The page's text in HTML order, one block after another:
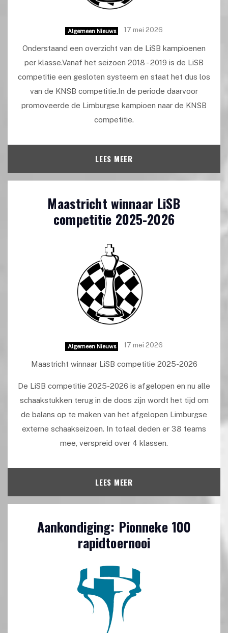
Algemeen Nieuws 17 mei 2026
Onderstaand een overzicht van de LiSB kampioenen
per klasse.Vanaf het seizoen 2018 - 2019 is de LiSB
competitie een gesloten systeem en staat het dus los
van de KNSB competitie.In de periode daarvoor
promoveerde de Limburgse kampioen naar de KNSB
competitie.
LEES MEER
Maastricht winnaar LiSB
competitie 2025-2026
Algemeen Nieuws 17 mei 2026
Maastricht winnaar LiSB competitie 2025-2026
De LiSB competitie 2025-2026 is afgelopen en nu alle
schaakstukken terug in de doos zijn wordt het tijd om
de balans op te maken van het afgelopen Limburgse
externe schaakseizoen. In totaal deden er 38 teams
mee, verspreid over 4 klassen.
LEES MEER
Aankondiging: Pionneke 100
rapidtoernooi